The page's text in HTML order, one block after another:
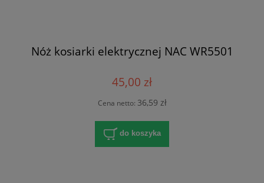
Nóż kosiarki elektrycznej NAC WR5501
45,00 zł
Cena netto: 36,59 zł
do koszyka